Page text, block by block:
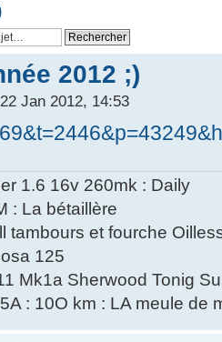
2012 ;)
Jan 2012, 14:53
1.6 16v 260mk : Daily
: La bétaillère
tambours et fourche
125
Mk1a Sherwood Tonig
: 10O km : LA meule de